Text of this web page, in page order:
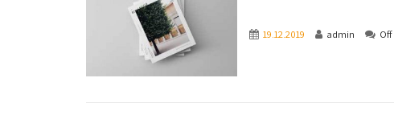
19.12.2019 admin Off